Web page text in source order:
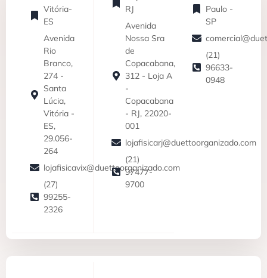
Vitória-
ES
Avenida
Rio
Branco,
274 -
Santa
Lúcia,
Vitória -
ES,
29.056-
264
lojafisicavix@duettoorganizado.com
(27)
99255-
2326
RJ
Avenida
Nossa Sra
de
Copacabana,
312 - Loja A
-
Copacabana
- RJ, 22020-
001
lojafisicarj@duettoorganizado.com
(21)
97477-
9700
Paulo -
SP
(21)
96633-
0948